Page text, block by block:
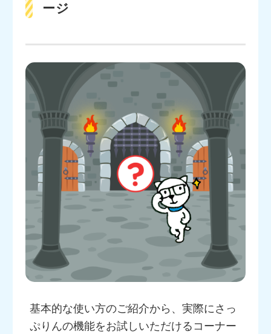
ージ
基本的な使い方のご紹介から、実際にさっ
ぷりんの機能をお試しいただけるコーナー